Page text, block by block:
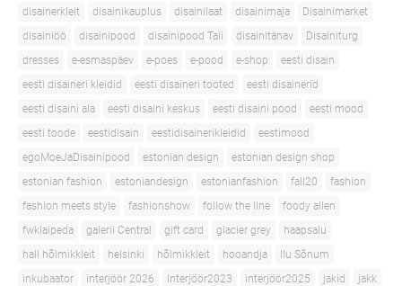
disainerkleit
disainikauplus disainilaat disainimaja
Disainimarket
disainiöö
disainipood disainipood Tali disainitänav
Disainiturg
dresses
e-esmaspäev e-poes e-pood e-shop
eesti disain
eesti disaineri kleidid
eesti disaineri tooted
eesti disainerid
eesti disaini ala
eesti disaini keskus eesti disaini pood
eesti mood
eesti toode
eestidisain eestidisainerikleidid
eestimood
egoMoeJaDisainipood
estonian design
estonian design shop
estonian fashion
estoniandesign estonianfashion fall20
fashion
fashion meets style
fashionshow follow the line
foody allen
fwklaipeda
galerii Central gift card glacier grey
haapsalu
hall hõlmikkleit
helsinki hõlmikkleit hooandja
Ilu Sõnum
inkubaator
interjöör 2026 Interjöör2023 interjöör2025 jakid
jakk